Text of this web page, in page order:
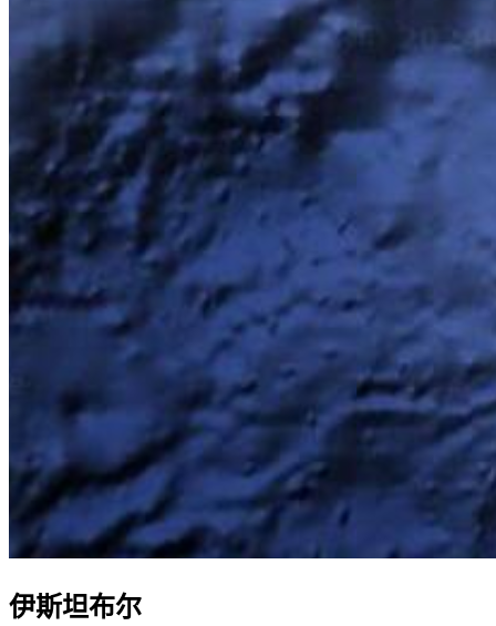
伊斯坦布尔